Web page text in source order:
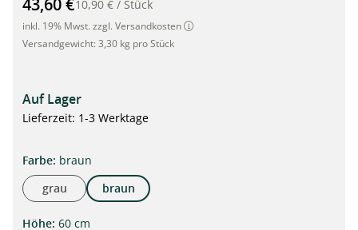
43,60 €10,90 € / Stück
inkl. 19% Mwst. zzgl. Versandkosten
Versandgewicht: 3,30 kg pro Stück
Auf Lager
Lieferzeit: 1-3 Werktage
Farbeauswählen
: braun
grau
braun
Höheauswählen
: 60 cm